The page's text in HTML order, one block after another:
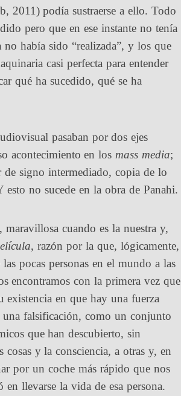
2011) podía sustraerse a ello. Todo
pero que en ese instante no tenía
había sido “realizada”, y los que
casi perfecta para entender
qué ha sucedido, qué se ha
pasaban por dos ejes
acontecimiento en los mass media;
signo intermediado, copia de lo
no sucede en la obra de Panahi.
cuando es la nuestra y,
, razón por la que, lógicamente,
pocas personas en el mundo a las
encontramos con la primera vez que
en que hay una fuerza
una falsificación, como un conjunto
que han descubierto, sin
y la consciencia, a otras y, en
por un coche más rápido que nos
llevarse la vida de esa persona.